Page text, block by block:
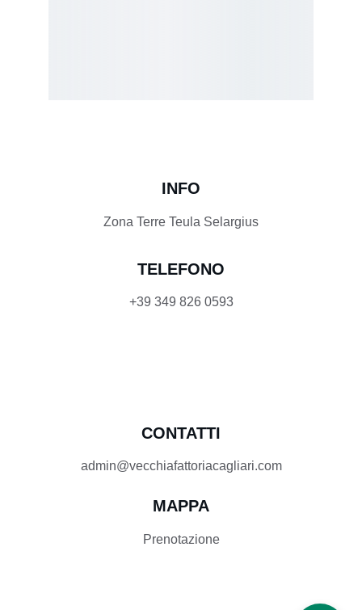
Zona Terre Teula Selargius
CONTATTI
admin@vecchiafattoriacagliari.com
TELEFONO
+39 349 826 0593
Prenotazione
MAPPA
INFO